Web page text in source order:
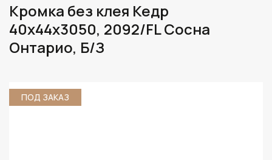
Кромка без клея Кедр
40х44х3050, 2092/FL Сосна
Онтарио, Б/З
ПОД ЗАКАЗ